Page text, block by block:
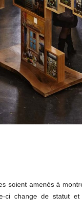
soient amenés à
ci change de statut